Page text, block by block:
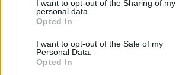
I want to opt-out of the Sharing of my
personal data.
Opted In
I want to opt-out of the Sale of my
Personal Data.
Opted In